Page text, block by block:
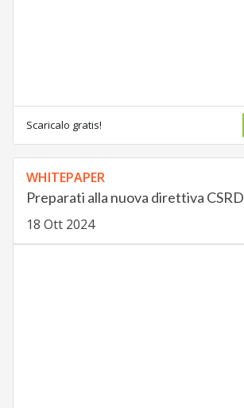
Scaricalo gratis!
WHITEPAPER
Preparati alla nuova direttiva CSRD
18 Ott 2024